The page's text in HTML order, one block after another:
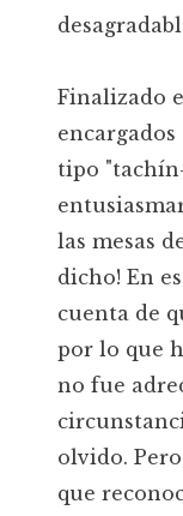
Finalizado
tipo
las mesas
dicho! En
cuenta de
por lo que
no fue
olvido.
que